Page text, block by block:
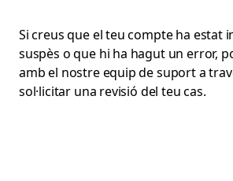
Si creus que el teu compte ha estat
suspès o que hi ha hagut un error,
amb el nostre equip de suport a
sol·licitar una revisió del teu cas.